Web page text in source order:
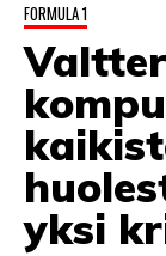
FORMULA 1
yksi
LINTU VAI
46
VIDEOT
PODCASTIT
KOLUMNIT